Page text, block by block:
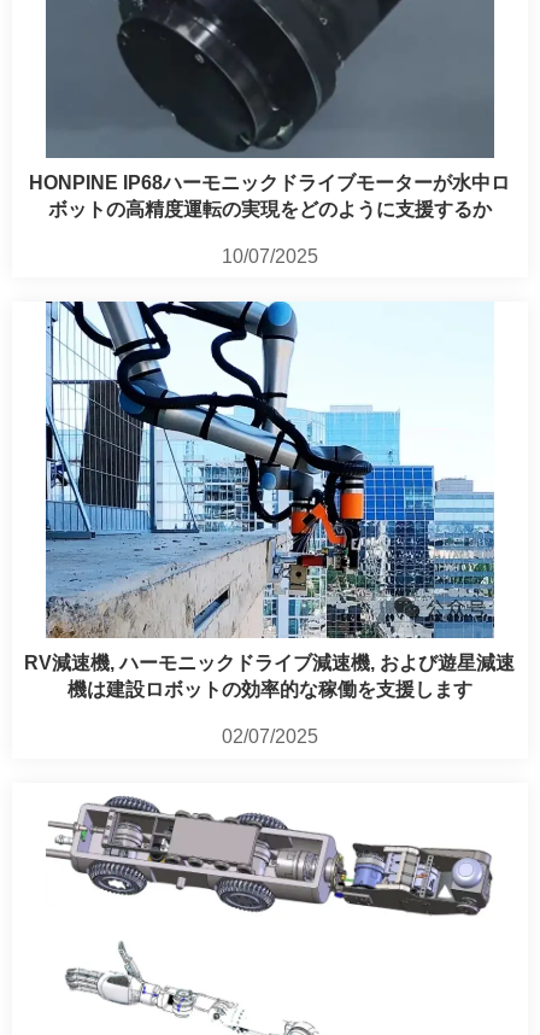
HONPINE IP68ハーモニックドライブモーターが水中ロ
ボットの高精度運転の実現をどのように支援するか
10/07/2025
RV減速機, ハーモニックドライブ減速機, および遊星減速
機は建設ロボットの効率的な稼働を支援します
02/07/2025